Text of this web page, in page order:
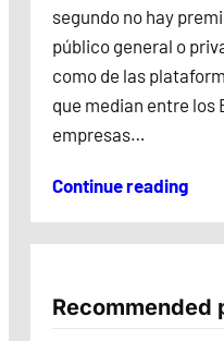
segundo no hay
público general o
como de las
que median entre los
empresas…
Continue reading
Recommended